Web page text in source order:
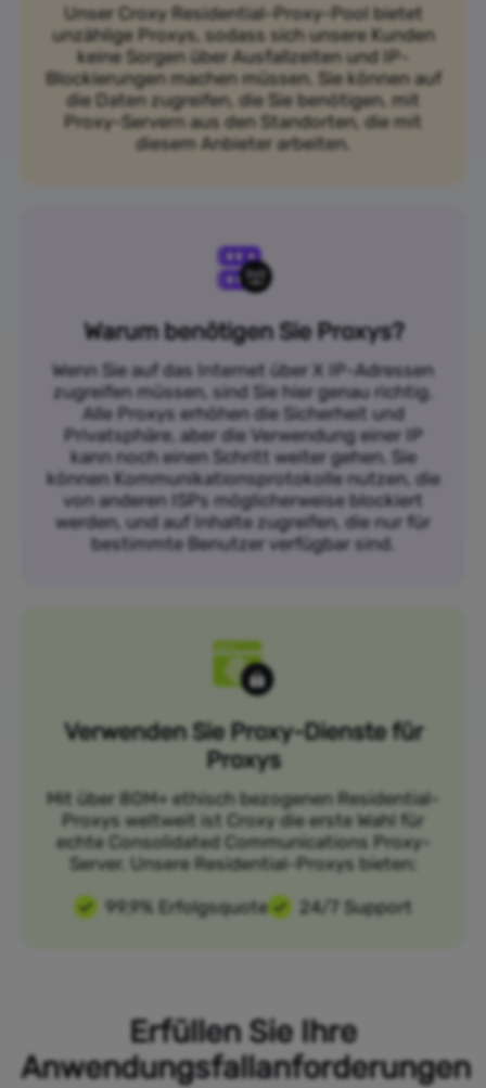
Unser Croxy Residential-Proxy-Pool bietet
unzählige Proxys, sodass sich unsere Kunden
keine Sorgen über Ausfallzeiten und IP-
Blockierungen machen müssen. Sie können auf
die Daten zugreifen, die Sie benötigen, mit
Proxy-Servern aus den Standorten, die mit
diesem Anbieter arbeiten.
Warum benötigen Sie Proxys?
Wenn Sie auf das Internet über X IP-Adressen
zugreifen müssen, sind Sie hier genau richtig.
Alle Proxys erhöhen die Sicherheit und
Privatsphäre, aber die Verwendung einer IP
kann noch einen Schritt weiter gehen. Sie
können Kommunikationsprotokolle nutzen, die
von anderen ISPs möglicherweise blockiert
werden, und auf Inhalte zugreifen, die nur für
bestimmte Benutzer verfügbar sind.
Verwenden Sie Proxy-Dienste für
Proxys
Mit über 80M+ ethisch bezogenen Residential-
Proxys weltweit ist Croxy die erste Wahl für
echte Consolidated Communications Proxy-
Server. Unsere Residential-Proxys bieten:
99,9% Erfolgsquote
24/7 Support
Erfüllen Sie Ihre
Anwendungsfallanforderungen